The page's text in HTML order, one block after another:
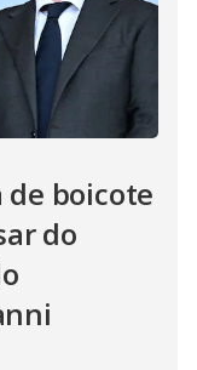
boicote
do